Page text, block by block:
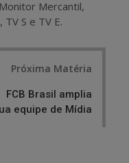
Mercantil,
TV S e TV E.
Próxima Matéria
FCB Brasil amplia
equipe de Mídia